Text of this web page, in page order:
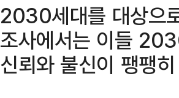
2030세대를 대상으
조사에서는 이들
신뢰와 불신이 팽팽